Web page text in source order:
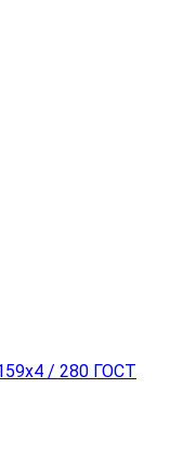
/ 280 ГОСТ